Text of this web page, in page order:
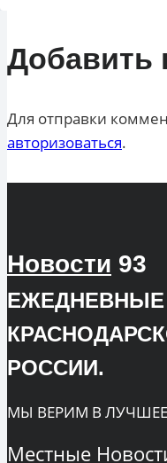
Добавить
Для отправки
авторизоваться.
Новости 93
ЕЖЕДНЕВНЫЕ
РОССИИ.
МЫ ВЕРИМ В
Местные